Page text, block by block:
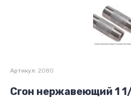
Артикул: 2080
Сгон нержавеющий 1